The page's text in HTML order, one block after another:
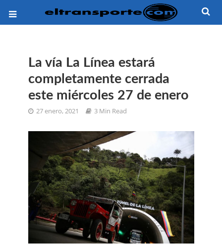
La vía La Línea estará
completamente cerrada
este miércoles 27 de enero
27 enero, 2021 3 Min Read